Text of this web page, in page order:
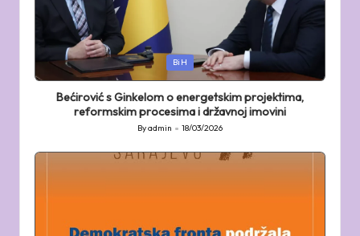
Posted
in
BiH
Bećirović s Ginkelom o energetskim projektima,
reformskim procesima i državnoj imovini
Posted
Byadmin 18/03/2026